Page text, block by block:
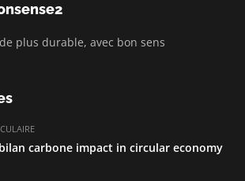
plus durable, avec bon sens
carbone impact in circular economy